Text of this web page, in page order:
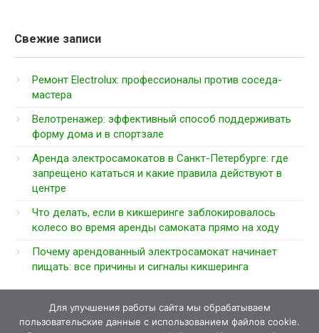
Свежие записи
Ремонт Electrolux: профессионалы против соседа-
мастера
Велотренажер: эффективный способ поддерживать
форму дома и в спортзале
Аренда электросамокатов в Санкт-Петербурге: где
запрещено кататься и какие правила действуют в
центре
Что делать, если в кикшеринге заблокировалось
колесо во время аренды самоката прямо на ходу
Почему арендованный электросамокат начинает
пищать: все причины и сигналы кикшеринга
Для улучшения работы сайта мы обрабатываем
пользовательские данные с использованием файлов cookie.